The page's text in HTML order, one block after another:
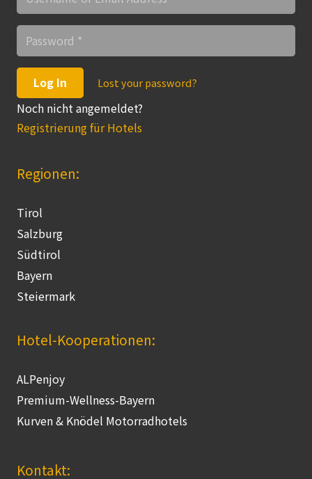
Log In Lost your password?
Noch nicht angemeldet?
Registrierung für Hotels
Regionen:
Tirol
Salzburg
Südtirol
Bayern
Steiermark
Hotel-Kooperationen:
ALPenjoy
Premium-Wellness-Bayern
Kurven & Knödel Motorradhotels
Kontakt: